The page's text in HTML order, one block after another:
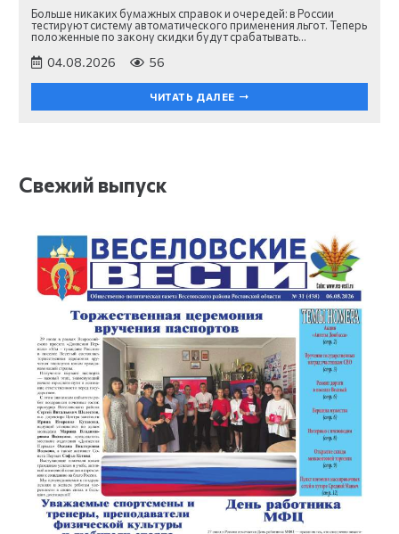
Больше никаких бумажных справок и очередей: в России
тестируют систему автоматического применения льгот. Теперь
положенные по закону скидки будут срабатывать…
04.08.2026 56
ЧИТАТЬ ДАЛЕЕ
Свежий выпуск